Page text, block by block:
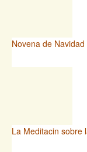
Novena de Navidad
La Meditacin sobre